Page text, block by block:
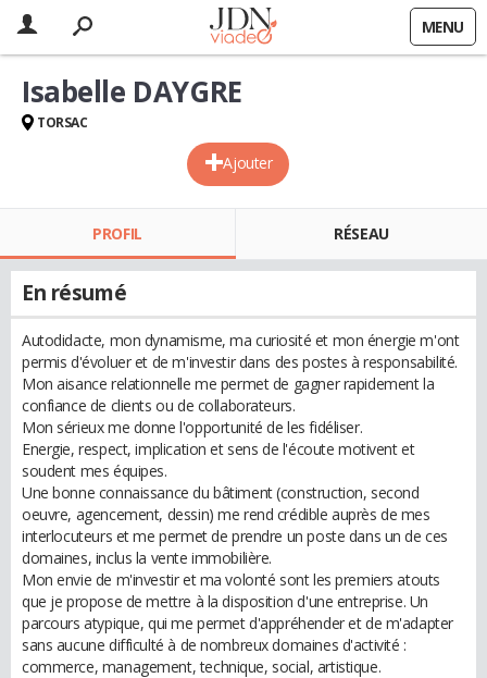
MENU
Ajouter
Isabelle DAYGRE
TORSAC
PROFIL RÉSEAU
En résumé
Autodidacte, mon dynamisme, ma curiosité et mon énergie m'ont
permis d'évoluer et de m'investir dans des postes à responsabilité.
Mon aisance relationnelle me permet de gagner rapidement la
confiance de clients ou de collaborateurs.
Mon sérieux me donne l'opportunité de les fidéliser.
Energie, respect, implication et sens de l'écoute motivent et
soudent mes équipes.
Une bonne connaissance du bâtiment (construction, second
oeuvre, agencement, dessin) me rend crédible auprès de mes
interlocuteurs et me permet de prendre un poste dans un de ces
domaines, inclus la vente immobilière.
Mon envie de m'investir et ma volonté sont les premiers atouts
que je propose de mettre à la disposition d'une entreprise. Un
parcours atypique, qui me permet d'appréhender et de m'adapter
sans aucune difficulté à de nombreux domaines d'activité :
commerce, management, technique, social, artistique.